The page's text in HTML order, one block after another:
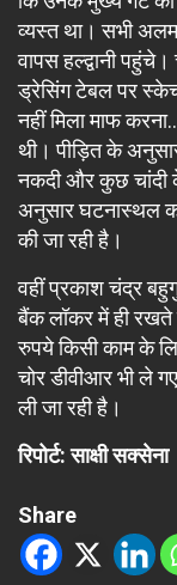
व्यस्त था। सभी
वापस हल्द्वानी
ड्रेसिंग टेबल पर स्केच
नहीं मिला माफ
थी। पीड़ित के
नकदी और कुछ चांदी
अनुसार घटनास्थल
की जा रही है।
वहीं प्रकाश चंद्र
बैंक लॉकर में ही
रुपये किसी काम के
चोर डीवीआर भी ले
ली जा रही है।
रिपोर्ट: साक्षी सक्सेना
Share